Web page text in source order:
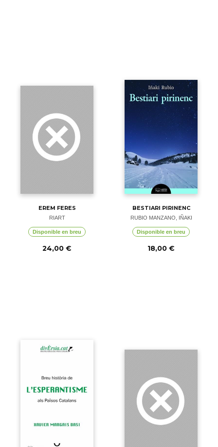
EREM FERES
RIART
Disponible en breu
24,00 €
BESTIARI PIRINENC
RUBIO MANZANO, IÑAKI
Disponible en breu
18,00 €